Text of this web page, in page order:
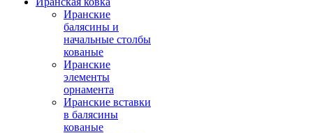
Иранские
балясины и
начальные столбы
кованые
Иранские
элементы
орнамента
Иранские вставки
в балясины
кованые